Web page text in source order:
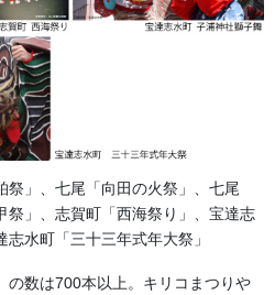
染めや顔料染で制作することも多
合は注 […]
、手拭
履
加の女の子にも人気があります。
円(税別)・ ピンク 参考小売価
金沢・祭りの森佐お祭り衣装・
」、七尾「向田の火祭」、七尾
祭」、志賀町「西海祭り」、宝達志
水町「三十三年式年大祭」
数は700本以上。キリコまつりや